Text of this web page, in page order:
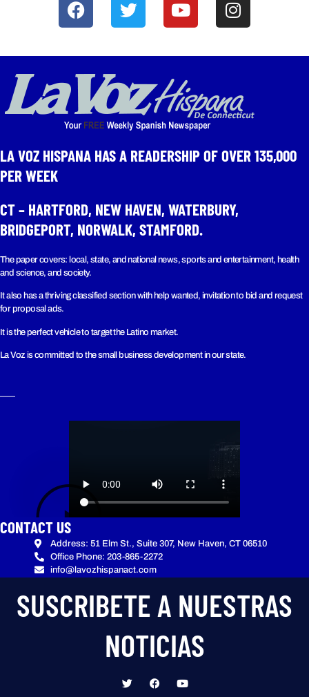
LA VOZ HISPANA HAS A READERSHIP OF OVER 135,000
PER WEEK​
CT – HARTFORD, NEW HAVEN, WATERBURY,
BRIDGEPORT, NORWALK, STAMFORD.
The paper covers: local, state, and national news, sports and entertainment, health
and science, and society.
It also has a thriving classified section with help wanted, invitation to bid and request
for proposal ads.
It is the perfect vehicle to target the Latino market.
La Voz is committed to the small business development in our state.
CONTACT US
Address: 51 Elm St., Suite 307, New Haven, CT 06510
Office Phone: 203-865-2272
info@lavozhispanact.com
SUSCRIBETE A NUESTRAS
NOTICIAS